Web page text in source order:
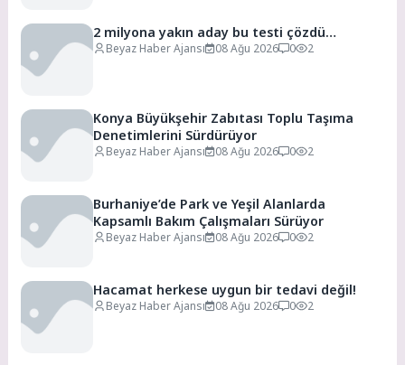
2 milyona yakın aday bu testi çözdü…
Beyaz Haber Ajansı 08 Ağu 2026 0 2
Konya Büyükşehir Zabıtası Toplu Taşıma
Denetimlerini Sürdürüyor
Beyaz Haber Ajansı 08 Ağu 2026 0 2
Burhaniye’de Park ve Yeşil Alanlarda
Kapsamlı Bakım Çalışmaları Sürüyor
Beyaz Haber Ajansı 08 Ağu 2026 0 2
Hacamat herkese uygun bir tedavi değil!
Beyaz Haber Ajansı 08 Ağu 2026 0 2